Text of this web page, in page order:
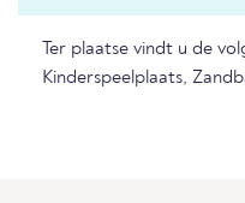
Ter plaatse vindt u de
Kinderspeelplaats,